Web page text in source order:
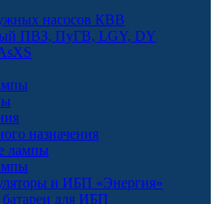
насосов КВВ
ПВЗ, ПуГВ, LGY, DY
назначения
лампы
и ИБП «Энергия»
для ИБП